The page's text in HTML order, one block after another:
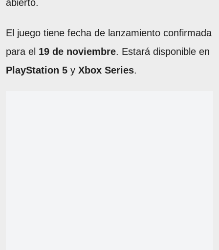
abierto.
El juego tiene fecha de lanzamiento confirmada
para el 19 de noviembre. Estará disponible en
PlayStation 5 y Xbox Series.